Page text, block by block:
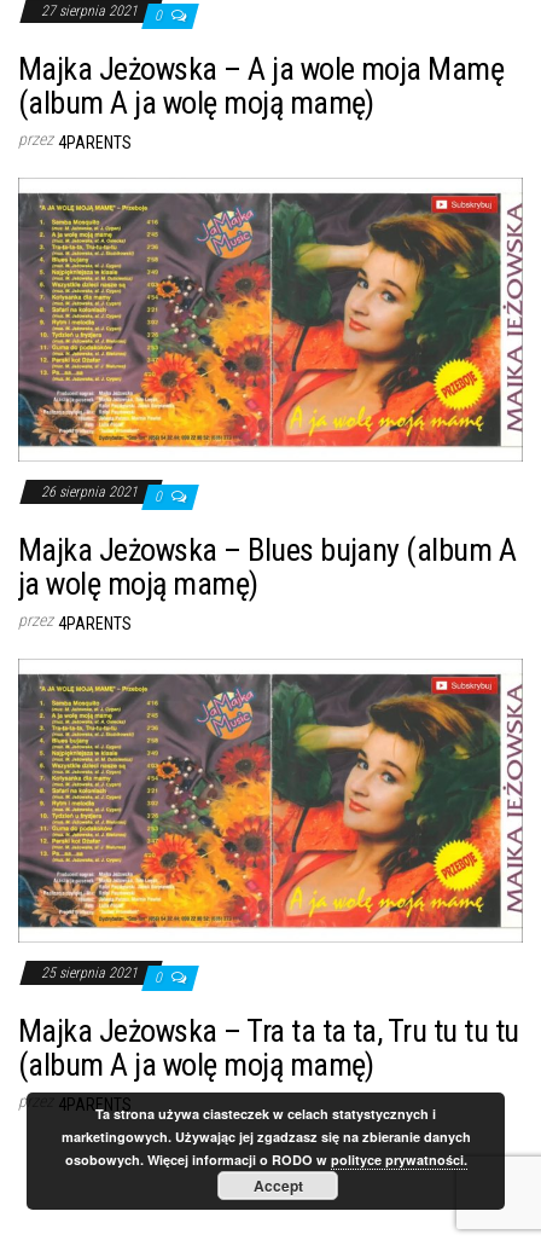
27 sierpnia 2021 0
Majka Jeżowska – A ja wole moja Mamę
(album A ja wolę moją mamę)
przez 4PARENTS
26 sierpnia 2021 0
Majka Jeżowska – Blues bujany (album A
ja wolę moją mamę)
przez 4PARENTS
25 sierpnia 2021 0
Majka Jeżowska – Tra ta ta ta, Tru tu tu tu
(album A ja wolę moją mamę)
przez 4PARENTSTa strona używa ciasteczek w celach statystycznych i
marketingowych. Używając jej zgadzasz się na zbieranie danych
osobowych. Więcej informacji o RODO w polityce prywatności.
Accept